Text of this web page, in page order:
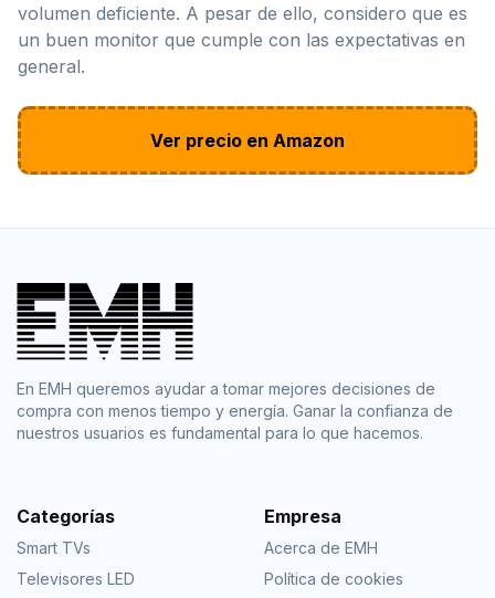
volumen deficiente. A pesar de ello, considero que es
un buen monitor que cumple con las expectativas en
general.
Ver precio en Amazon
En EMH queremos ayudar a tomar mejores decisiones de
compra con menos tiempo y energía. Ganar la confianza de
nuestros usuarios es fundamental para lo que hacemos.
Categorías
Smart TVs
Televisores LED
Empresa
Acerca de EMH
Política de cookies